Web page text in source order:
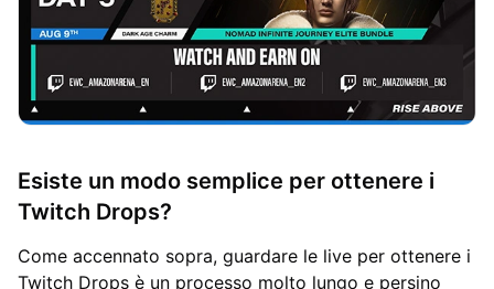
Esiste un modo semplice per ottenere i
Twitch Drops?
Come accennato sopra, guardare le live per ottenere i
Twitch Drops è un processo molto lungo e persino